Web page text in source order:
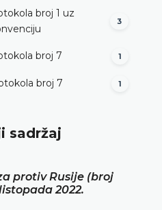
broj 1 uz
3
broj 7 1
broj 7 1
sadržaj
protiv Rusije (broj
listopada 2022.